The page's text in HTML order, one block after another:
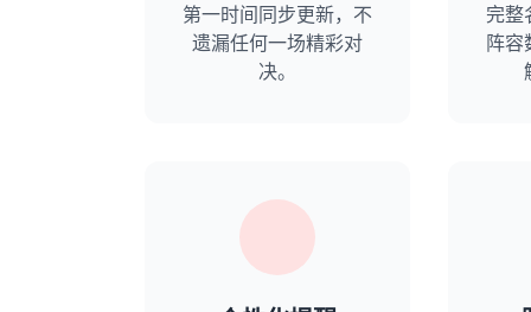
第一时间同步更新，不
遗漏任何一场精彩对
决。
完整
阵容